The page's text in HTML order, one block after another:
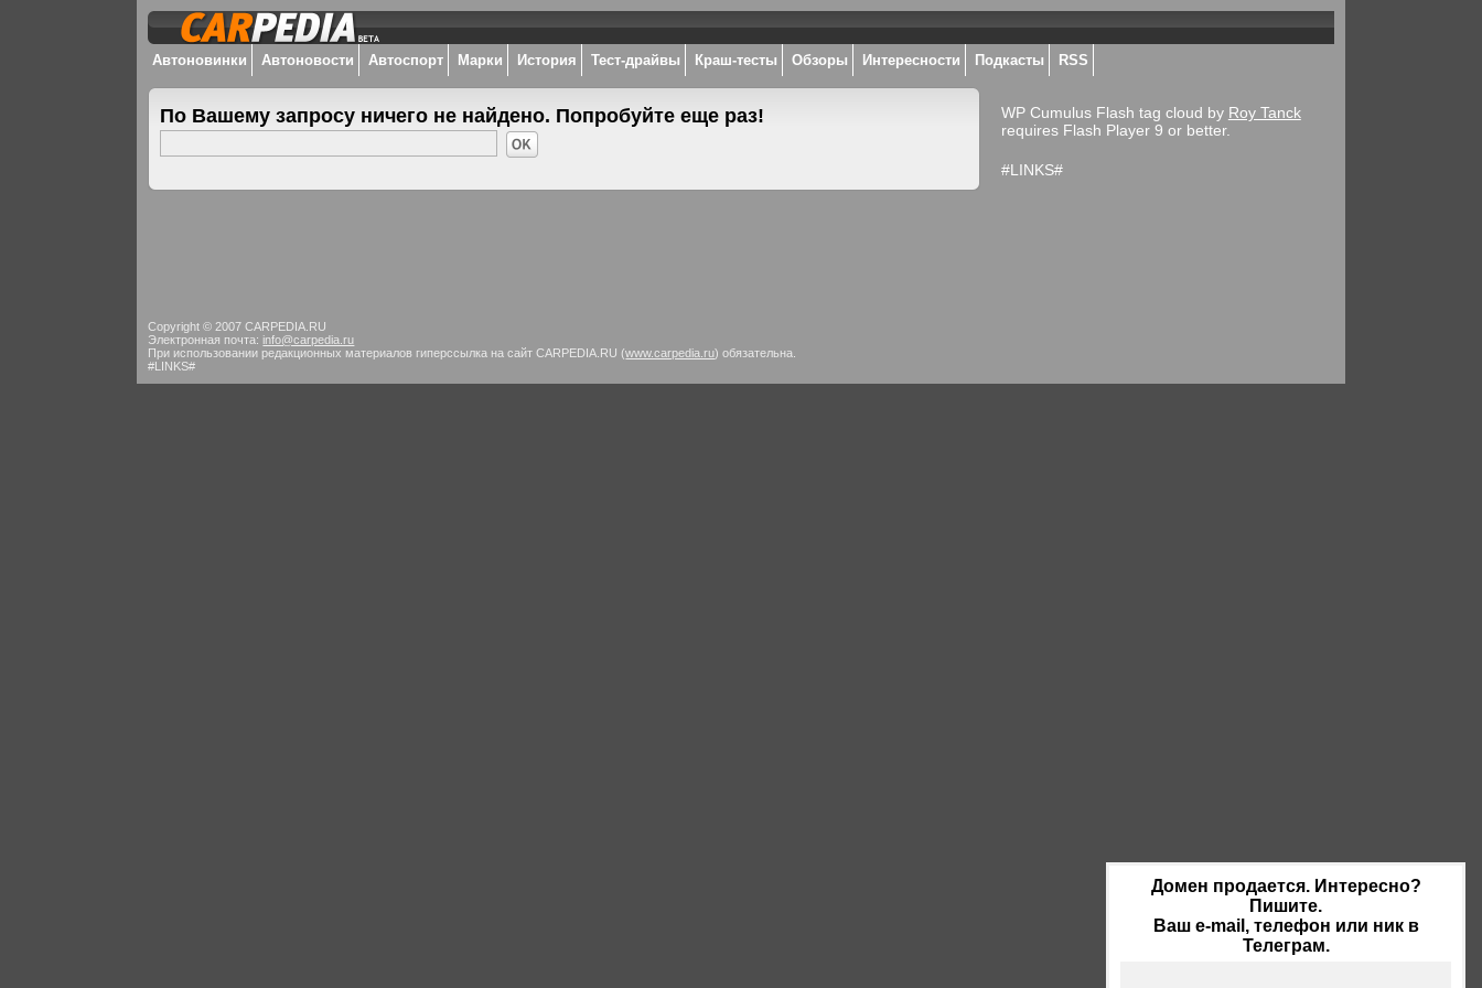
Автоновинки Автоновости Автоспорт Марки История Тест-драйвы Краш-тесты Обзоры Интересности Подкасты RSS
По Вашему запросу ничего не найдено. Попробуйте еще раз! WP Cumulus Flash tag cloud by Roy Tanck
requires Flash Player 9 or better.
#LINKS#
Copyright © 2007 CARPEDIA.RU
Электронная почта: info@carpedia.ru
При использовании редакционных материалов гиперссылка на сайт CARPEDIA.RU (www.carpedia.ru) обязательна.
#LINKS#
Домен продается. Интересно?
Пишите.
Ваш e-mail, телефон или ник в
Телеграм.